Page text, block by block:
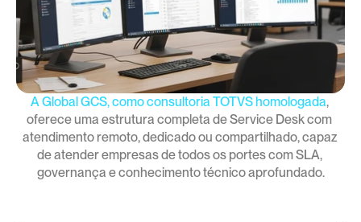
A Global GCS, como consultoria TOTVS homologada,
oferece uma estrutura completa de Service Desk com
atendimento remoto, dedicado ou compartilhado, capaz
de atender empresas de todos os portes com SLA,
governança e conhecimento técnico aprofundado.